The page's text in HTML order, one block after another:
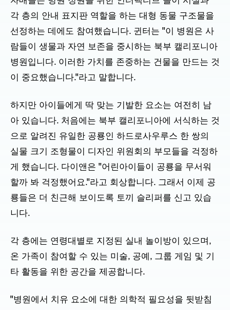
각 층의 안내 표지판 역할을 하는 대형 동물 구조물을
선정하는 데에도 참여했습니다. 귄터는 "이 병원은 사
람들이 생물과 자연 보존을 중시하는 북부 캘리포니아
병원입니다. 이러한 가치를 존중하는 건물을 만드는 것
이 중요했습니다."라고 말합니다.
하지만 아이들에게 딱 맞는 기발한 요소는 여전히 남
아 있습니다. 처음에는 북부 캘리포니아에 서식하는 것
으로 알려진 유일한 공룡인 하드로사우루스 한 쌍의
실물 크기 조형물이 디자인 위원회의 부모들을 걱정하
게 했습니다. 다이앤은 "어린아이들이 공룡을 무서워
할까 봐 걱정했어요."라고 회상합니다. 그래서 이제 공
룡들은 더 친근해 보이도록 토끼 슬리퍼를 신고 있습
니다.
각 층에는 연령대별로 지정된 실내 놀이방이 있으며,
온 가족이 참여할 수 있는 미술, 공예, 그룹 게임 및 기
타 활동을 위한 공간을 제공합니다.
"병원에서 치유 요소에 대한 의학적 필요성을 뒷받침